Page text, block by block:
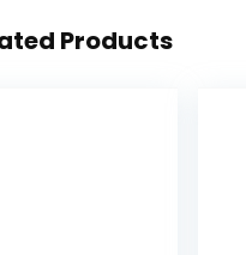
Products